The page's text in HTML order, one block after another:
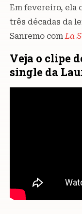
Em fevereiro, ela
três décadas da
Sanremo com La
Veja o clipe
single da